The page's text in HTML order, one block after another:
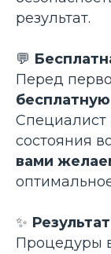
результат.
💬
Перед
Специалист
состояния
вами
✨ Результат
Процедуры